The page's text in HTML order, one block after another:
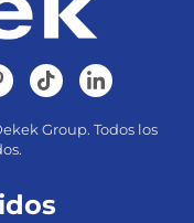
Group. Todos los